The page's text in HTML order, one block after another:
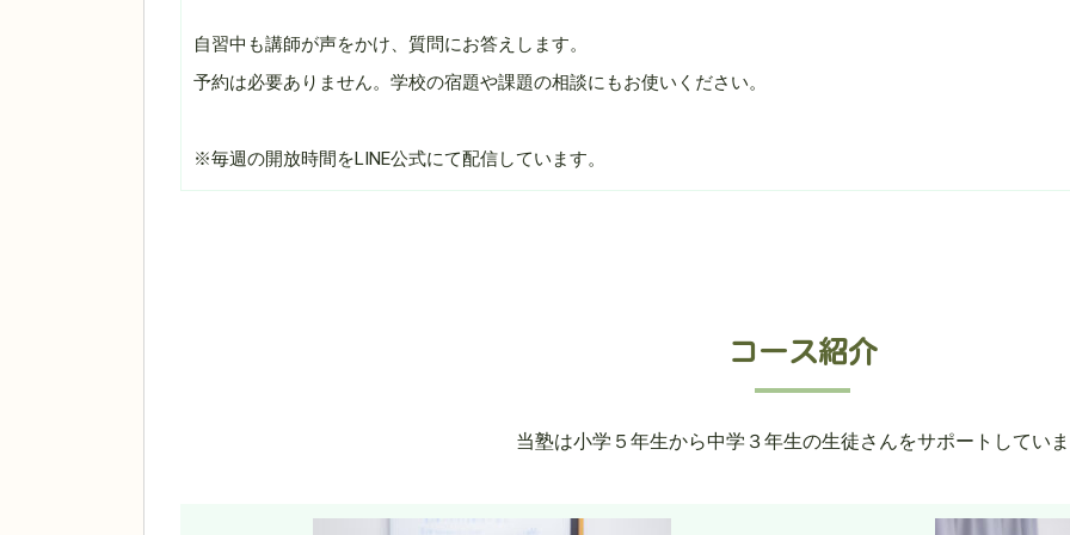
自習中も講師が声をかけ、質問にお答えします。
予約は必要ありません。学校の宿題や課題の相談にもお使いください。
※毎週の開放時間をLINE公式にて配信しています。
コース紹介
当塾は小学５年生から中学３年生の生徒さんをサポートしてい